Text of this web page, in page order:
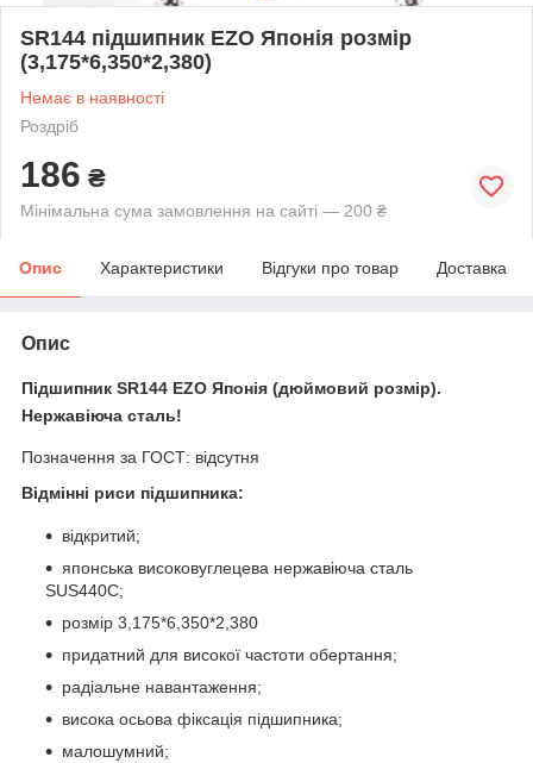
SR144 підшипник EZO Японія розмір
(3,175*6,350*2,380)
Немає в наявності
Роздріб
186 ₴
Мінімальна сума замовлення на сайті — 200 ₴
Опис Характеристики Відгуки про товар Доставка
Опис
Підшипник SR144 EZO Японія (дюймовий розмір).
Нержавіюча сталь!
Позначення за ГОСТ: відсутня
Відмінні риси підшипника:
відкритий;
японська високовуглецева нержавіюча сталь
SUS440C;
розмір 3,175*6,350*2,380
придатний для високої частоти обертання;
радіальне навантаження;
висока осьова фіксація підшипника;
малошумний;